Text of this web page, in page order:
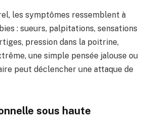
les symptômes ressemblent à
: sueurs, palpitations, sensations
pression dans la poitrine,
une simple pensée jalouse ou
peut déclencher une attaque de
sous haute